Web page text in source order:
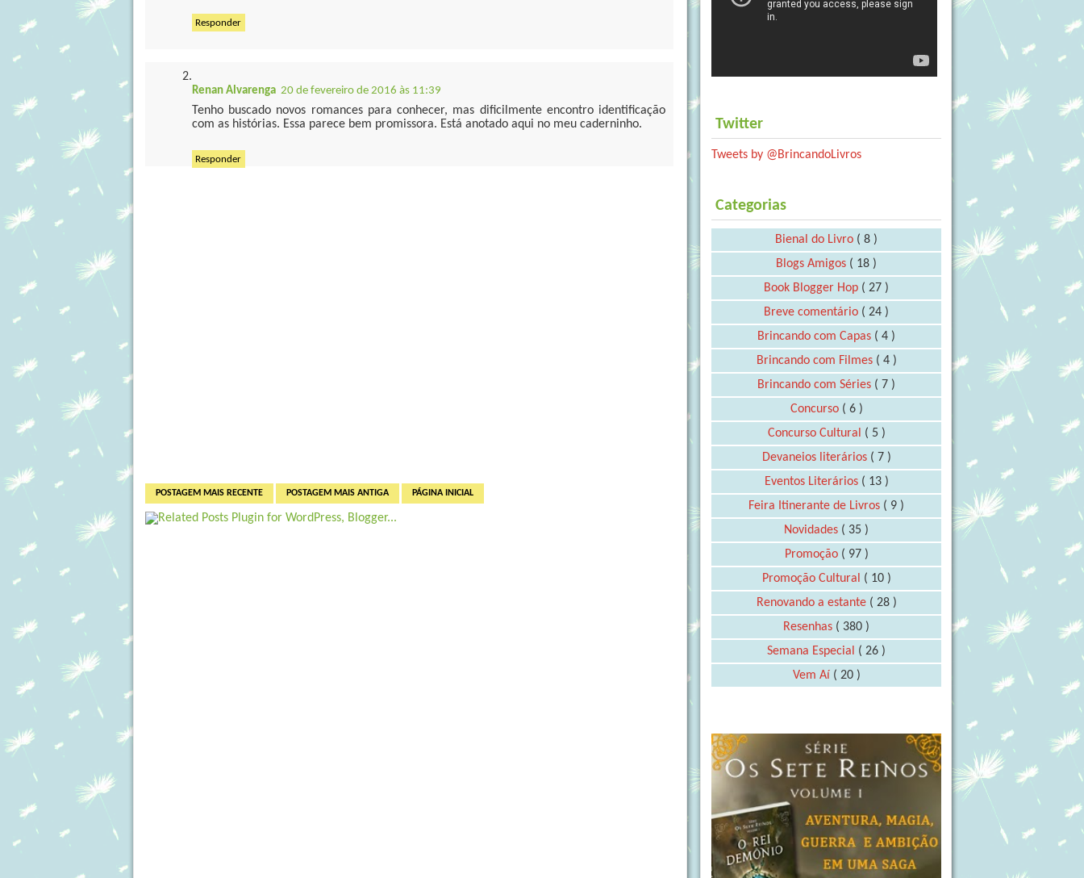
Responder
Renan Alvarenga 20 de fevereiro de 2016 às 11:39
Tenho buscado novos romances para conhecer, mas dificilmente encontro identificação
com as histórias. Essa parece bem promissora. Está anotado aqui no meu caderninho.
Responder
POSTAGEM MAIS RECENTE POSTAGEM MAIS ANTIGA PÁGINA INICIAL
Twitter
Tweets by @BrincandoLivros
Categorias
Bienal do Livro ( 8 )
Blogs Amigos ( 18 )
Book Blogger Hop ( 27 )
Breve comentário ( 24 )
Brincando com Capas ( 4 )
Brincando com Filmes ( 4 )
Brincando com Séries ( 7 )
Concurso ( 6 )
Concurso Cultural ( 5 )
Devaneios literários ( 7 )
Eventos Literários ( 13 )
Feira Itinerante de Livros ( 9 )
Novidades ( 35 )
Promoção ( 97 )
Promoção Cultural ( 10 )
Renovando a estante ( 28 )
Resenhas ( 380 )
Semana Especial ( 26 )
Vem Aí ( 20 )